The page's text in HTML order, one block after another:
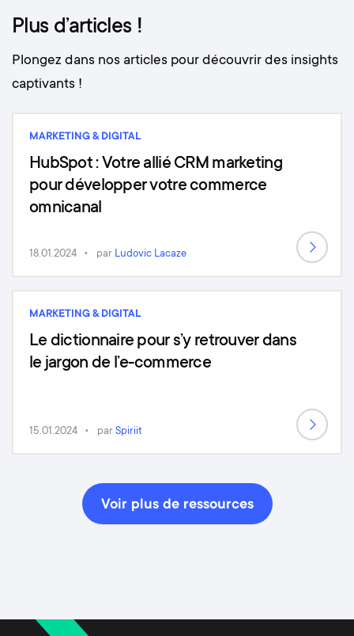
Plus d’articles !
Plongez dans nos articles pour découvrir des insights
captivants !
MARKETING & DIGITAL
HubSpot : Votre allié CRM marketing
pour développer votre commerce
omnicanal
18.01.2024 par Ludovic Lacaze
MARKETING & DIGITAL
Le dictionnaire pour s’y retrouver dans
le jargon de l’e-commerce
15.01.2024 par Spiriit
Voir plus de ressources